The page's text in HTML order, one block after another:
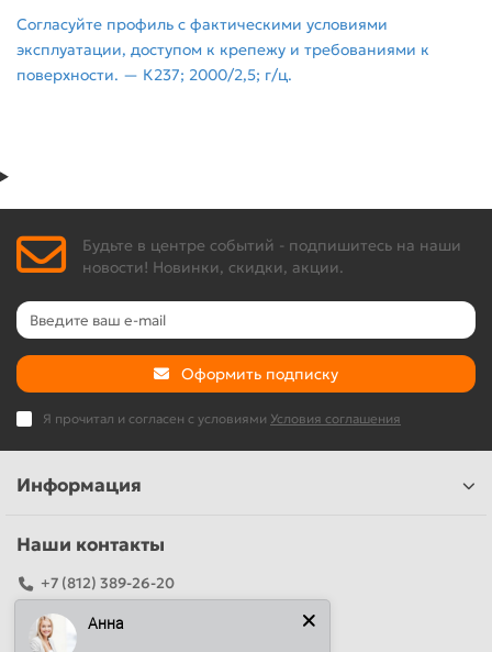
Согласуйте профиль с фактическими условиями
эксплуатации, доступом к крепежу и требованиями к
поверхности. — К237; 2000/2,5; г/ц.
Будьте в центре событий - подпишитесь на наши
новости! Новинки, скидки, акции.
Оформить подписку
Я прочитал и согласен с условиями Условия соглашения
Информация
Наши контакты
+7 (812) 389-26-20
+7 (499) 444-14-71
info@sandwichpanelsvspb.ru
Анна